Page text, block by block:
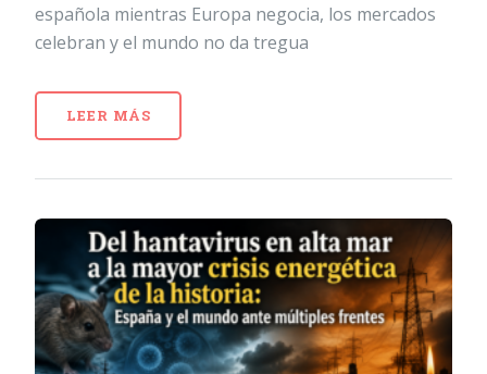
española mientras Europa negocia, los mercados
celebran y el mundo no da tregua
LEER MÁS